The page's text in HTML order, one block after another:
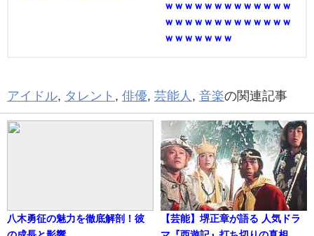
ｗｗｗｗｗｗｗｗｗｗｗｗｗ
ｗｗｗｗｗｗｗｗｗｗｗｗｗ
ｗｗｗｗｗｗｗ
アイドル, タレント , 俳優, 芸能人 , 音楽の関連記事
八木勇征の魅力を徹底解剖！彼
【芸能】堺正章が語る 人気ドラ